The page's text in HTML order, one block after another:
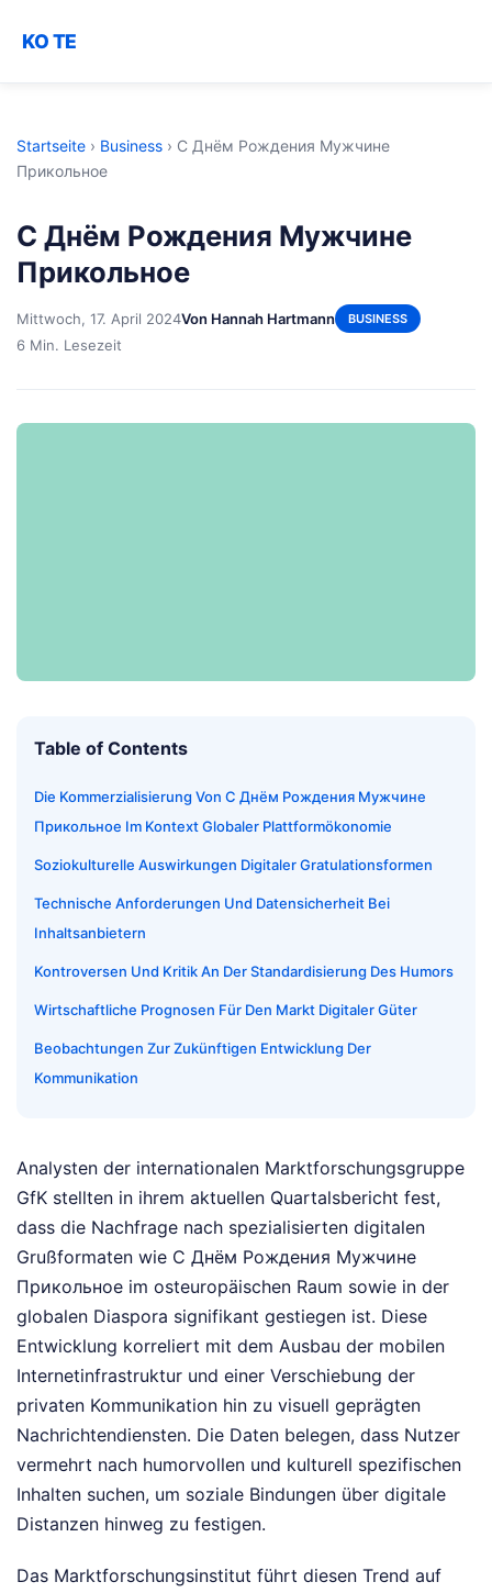
KO TE
Startseite › Business › С Днём Рождения Мужчине
Прикольное
С Днём Рождения Мужчине
Прикольное
Mittwoch, 17. April 2024Von Hannah Hartmann BUSINESS
6 Min. Lesezeit
Table of Contents
Die Kommerzialisierung Von С Днём Рождения Мужчине
Прикольное Im Kontext Globaler Plattformökonomie
Soziokulturelle Auswirkungen Digitaler Gratulationsformen
Technische Anforderungen Und Datensicherheit Bei
Inhaltsanbietern
Kontroversen Und Kritik An Der Standardisierung Des Humors
Wirtschaftliche Prognosen Für Den Markt Digitaler Güter
Beobachtungen Zur Zukünftigen Entwicklung Der
Kommunikation
Analysten der internationalen Marktforschungsgruppe
GfK stellten in ihrem aktuellen Quartalsbericht fest,
dass die Nachfrage nach spezialisierten digitalen
Grußformaten wie С Днём Рождения Мужчине
Прикольное im osteuropäischen Raum sowie in der
globalen Diaspora signifikant gestiegen ist. Diese
Entwicklung korreliert mit dem Ausbau der mobilen
Internetinfrastruktur und einer Verschiebung der
privaten Kommunikation hin zu visuell geprägten
Nachrichtendiensten. Die Daten belegen, dass Nutzer
vermehrt nach humorvollen und kulturell spezifischen
Inhalten suchen, um soziale Bindungen über digitale
Distanzen hinweg zu festigen.
Das Marktforschungsinstitut führt diesen Trend auf